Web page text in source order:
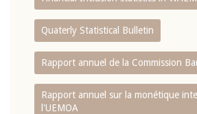
Quaterly Statistical Bulletin
Rapport annuel de la Commission
Rapport annuel sur la monétique
l'UEMOA